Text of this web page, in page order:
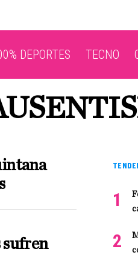
DEPORTES TECNO
sufren